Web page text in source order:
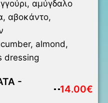
αμύγδαλο
αβοκάντο,
almond,
dressing
-
14.00€